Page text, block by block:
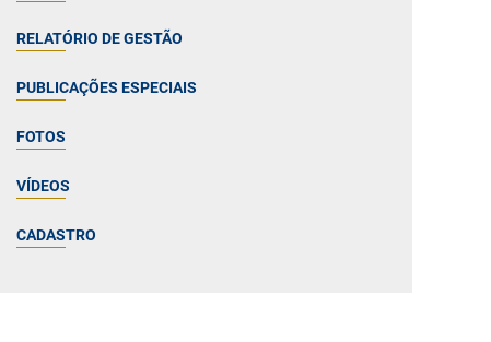
RELATÓRIO DE GESTÃO
PUBLICAÇÕES ESPECIAIS
FOTOS
VÍDEOS
CADASTRO